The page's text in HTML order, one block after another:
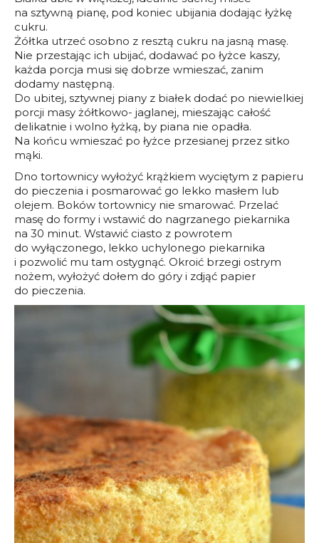
na sztywną pianę, pod koniec ubijania dodając łyżkę
cukru.
Żółtka utrzeć osobno z resztą cukru na jasną masę.
Nie przestając ich ubijać, dodawać po łyżce kaszy,
każda porcja musi się dobrze wmieszać, zanim
dodamy następną.
Do ubitej, sztywnej piany z białek dodać po niewielkiej
porcji masy żółtkowo- jaglanej, mieszając całość
delikatnie i wolno łyżką, by piana nie opadła.
Na końcu wmieszać po łyżce przesianej przez sitko
mąki.
Dno tortownicy wyłożyć krążkiem wyciętym z papieru
do pieczenia i posmarować go lekko masłem lub
olejem. Boków tortownicy nie smarować. Przelać
masę do formy i wstawić do nagrzanego piekarnika
na 30 minut. Wstawić ciasto z powrotem
do wyłączonego, lekko uchylonego piekarnika
i pozwolić mu tam ostygnąć. Okroić brzegi ostrym
nożem, wyłożyć dołem do góry i zdjąć papier
do pieczenia.